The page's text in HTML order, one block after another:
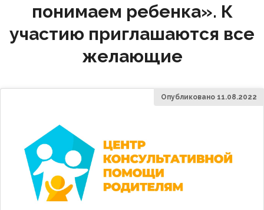
понимаем ребенка». К
участию приглашаются все
желающие
Опубликовано 11.08.2022